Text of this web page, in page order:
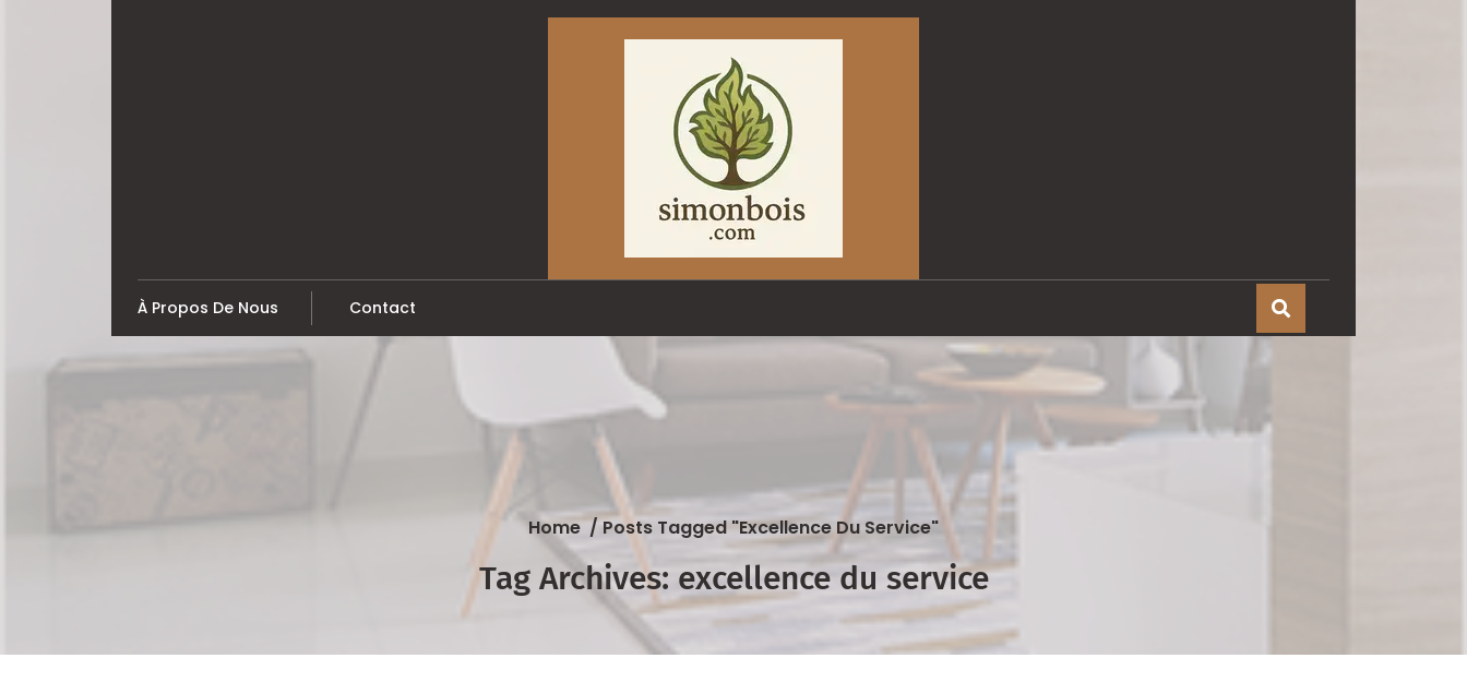
À Propos De Nous Contact
Home/Posts Tagged "excellence Du Service"
Tag Archives: excellence du service